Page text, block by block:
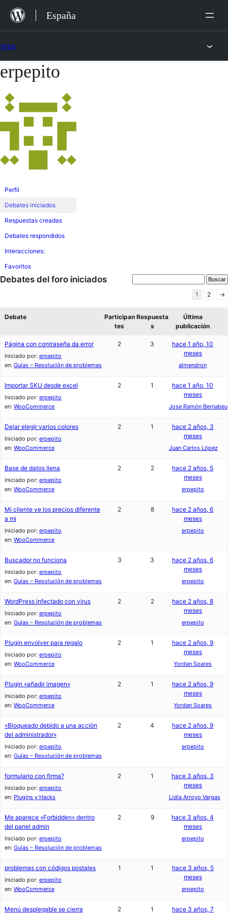
Saltar
España
Saltar
contenido
erpepito
Perfil
Debates iniciados
Respuestas creadas
Debates respondidos
Interacciones:
Favoritos
Debates del foro iniciados
1 2 →
Debate
Participan
tes
Respuesta
s
Última
publicación
Página con contraseña da error
Iniciado por: erpepito
en: Guías – Resolución de problemas
2 3
hace 1 año, 10
meses
almendron
Importar SKU desde excel
Iniciado por: erpepito
en: WooCommerce
2 1
hace 1 año, 10
meses
Jose Ramón Bernabeu
Dejar elegir varios colores
Iniciado por: erpepito
en: WooCommerce
2 1
hace 2 años, 3
meses
Juan Carlos López
Base de datos llena
Iniciado por: erpepito
en: WooCommerce
2 2
hace 2 años, 5
meses
erpepito
Mi cliente ve los precios diferente
a mi
Iniciado por: erpepito
en: WooCommerce
2 8
hace 2 años, 6
meses
erpepito
Buscador no funciona
Iniciado por: erpepito
en: Guías – Resolución de problemas
3 3
hace 2 años, 6
meses
erpepito
WordPress infectado con virus
Iniciado por: erpepito
en: Guías – Resolución de problemas
2 2
hace 2 años, 8
meses
erpepito
Plugin envolver para regalo
Iniciado por: erpepito
en: WooCommerce
2 1
hace 2 años, 9
meses
Yordan Soares
Plugin «añadir imagen»
Iniciado por: erpepito
en: WooCommerce
2 1
hace 2 años, 9
meses
Yordan Soares
«Bloqueado debido a una acción
del administrador»
Iniciado por: erpepito
en: Guías – Resolución de problemas
2 4
hace 2 años, 9
meses
erpepito
formulario con firma?
Iniciado por: erpepito
en: Plugins y Hacks
2 1
hace 3 años, 3
meses
Lidia Arroyo Vargas
Me aparece «Forbidden» dentro
del panel admin
Iniciado por: erpepito
en: Guías – Resolución de problemas
2 9
hace 3 años, 4
meses
erpepito
problemas con códigos postales
Iniciado por: erpepito
en: WooCommerce
1 1
hace 3 años, 5
meses
erpepito
Menú desplegable se cierra
2 1
hace 3 años, 7